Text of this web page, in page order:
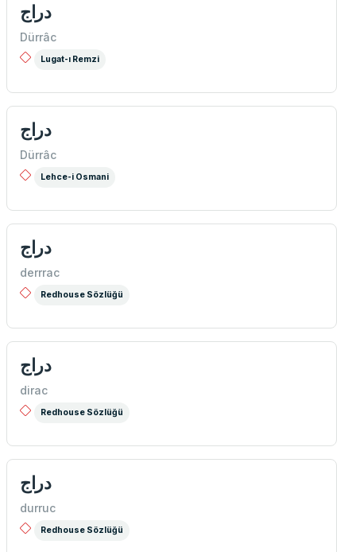
دراج
Dürrâc
Lugat-ı Remzi
دراج
Dürrâc
Lehce-i Osmani
دراج
derrrac
Redhouse Sözlüğü
دراج
dirac
Redhouse Sözlüğü
دراج
durruc
Redhouse Sözlüğü